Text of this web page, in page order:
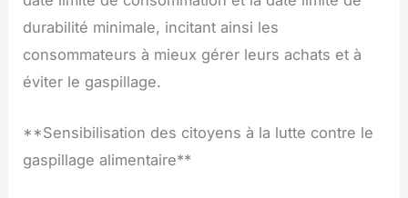
durabilité minimale, incitant ainsi les
consommateurs à mieux gérer leurs achats et à
éviter le gaspillage.
**Sensibilisation des citoyens à la lutte contre le
gaspillage alimentaire**